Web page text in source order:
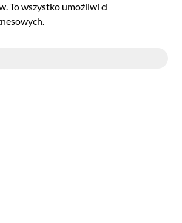
To wszystko umożliwi ci